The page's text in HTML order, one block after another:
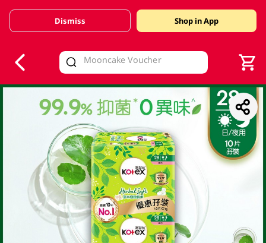
Valid Until 30 June 2026
Dismiss Shop in App